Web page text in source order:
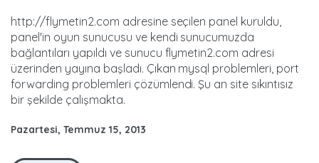
http://flymetin2.com adresine seçilen panel kuruldu,
panel'in oyun sunucusu ve kendi sunucumuzda
bağlantıları yapıldı ve sunucu flymetin2.com adresi
üzerinden yayına başladı. Çıkan mysql problemleri, port
forwarding problemleri çözümlendi. Şu an site sıkıntısız
bir şekilde çalışmakta.
Pazartesi, Temmuz 15, 2013